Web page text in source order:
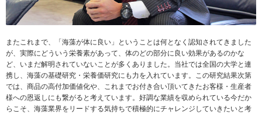
またこれまで、「海藻が体に良い」ということは何となく認知されてきました
が、実際にどういう栄養素があって、体のどの部分に良い効果があるのかな
ど、いまだ解明されていないことが多くありました。当社では全国の大学と連
携し、海藻の基礎研究・栄養価研究にも力を入れています。この研究結果次第
では、商品の高付加価値化や、これまでお付き合い頂いてきたお客様・生産者
様への恩返しにも繋がると考えています。好調な業績を収められている今だか
らこそ、海藻業界をリードする気持ちで積極的にチャレンジしていきたいと考